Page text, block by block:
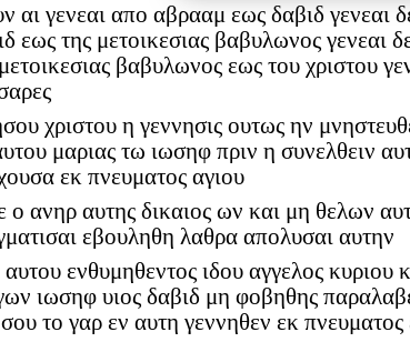
αι γενεαι απο αβρααμ εως δαβιδ γενεαι
εως της μετοικεσιας βαβυλωνος γενεαι
βαβυλωνος εως του χριστου
χριστου η γεννησις ουτως ην
μαριας τω ιωσηφ πριν η συνελθειν
εκ πνευματος αγιου
ο ανηρ αυτης δικαιος ων και μη θελων
εβουληθη λαθρα απολυσαι αυτην
αυτου ενθυμηθεντος ιδου αγγελος κυριου
ιωσηφ υιος δαβιδ μη φοβηθης
το γαρ εν αυτη γεννηθεν εκ πνευματος